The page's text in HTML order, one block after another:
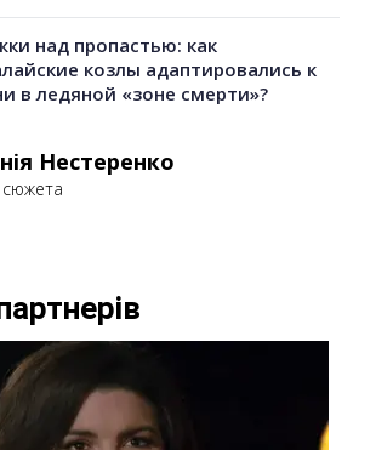
над пропастью: как
козлы адаптировались к
в ледяной «зоне смерти»?
Нестеренко